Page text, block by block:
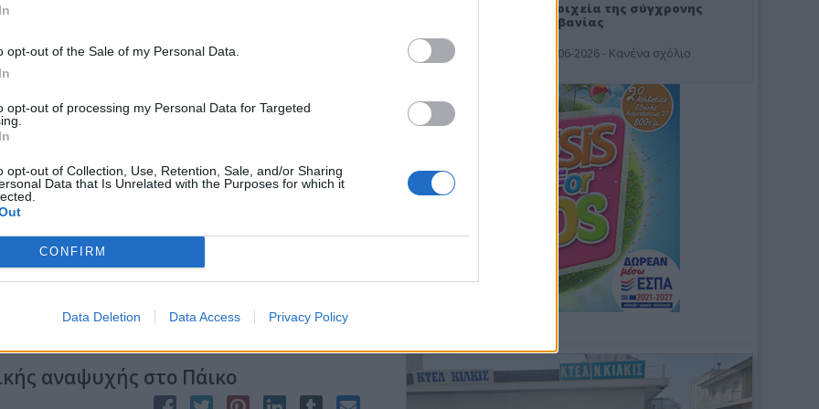
opt-out of the Sale of my Personal Data.
opt-out of processing my Personal Data for Targeted
opt-out of Collection, Use, Retention, Sale, and/or Sharing
Data that Is Unrelated with the Purposes for which it
CONFIRM
Data Deletion Data Access Privacy Policy
καν την πόρτα! του μίλησαν ψυχρά και ξερά από το
καμιά ελληνική μειονότητα στα Σκόπια”.1
Κιλκισιακού
2ου Ομίλου της Δ’ Εθνικής βρισκόμενος στην πρώτη θέση,
όλους τους κιλκισιώτες, τους φιλάθλους και τους φορείς. Και
ομάδας παραχώρησε συνέντευξη τύπου στους εκπροσώπους
την ομάδα, ηθικά και οικονομικά.
αναψυχής στο Πάικο
Στοιχεία της σύγχρονης
Αλβανίας
19-06-2026 - Κανένα σχόλιο